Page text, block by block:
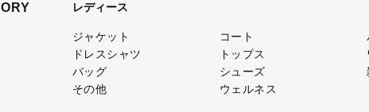
レディース
ジャケット コート
ドレスシャツ
トップス
バッグ
シューズ
その他
ウェルネス